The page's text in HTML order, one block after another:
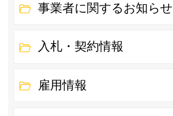
事業者に関するお知らせ
入札・契約情報
雇用情報